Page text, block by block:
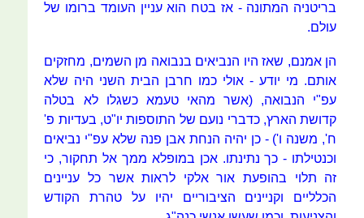
בריטניה המתונה - אז בטח הוא עניין העומד ברומו של
עולם.
הן אמנם, שאז היו הנביאים בנבואה מן השמים, מחזקים
אותם. מי יודע - אולי כמו חרבן הבית השני היה שלא
עפ"י הנבואה, (אשר מהאי טעמא כשגלו לא בטלה
קדושת הארץ, כדברי נועם של התוספות יו"ט, בעדיות פ'
ח', משנה ו') - כן יהיה הנחת אבן פנה שלא עפ"י נביאים
וכנטילתו - כך נתינתו. אכן במופלא ממך אל תחקור, כי
זה תלוי בהופעת אור אלקי לראות אשר כל עניינים
הכלליים וקניינים הציבוריים יהיו על טהרת הקודש